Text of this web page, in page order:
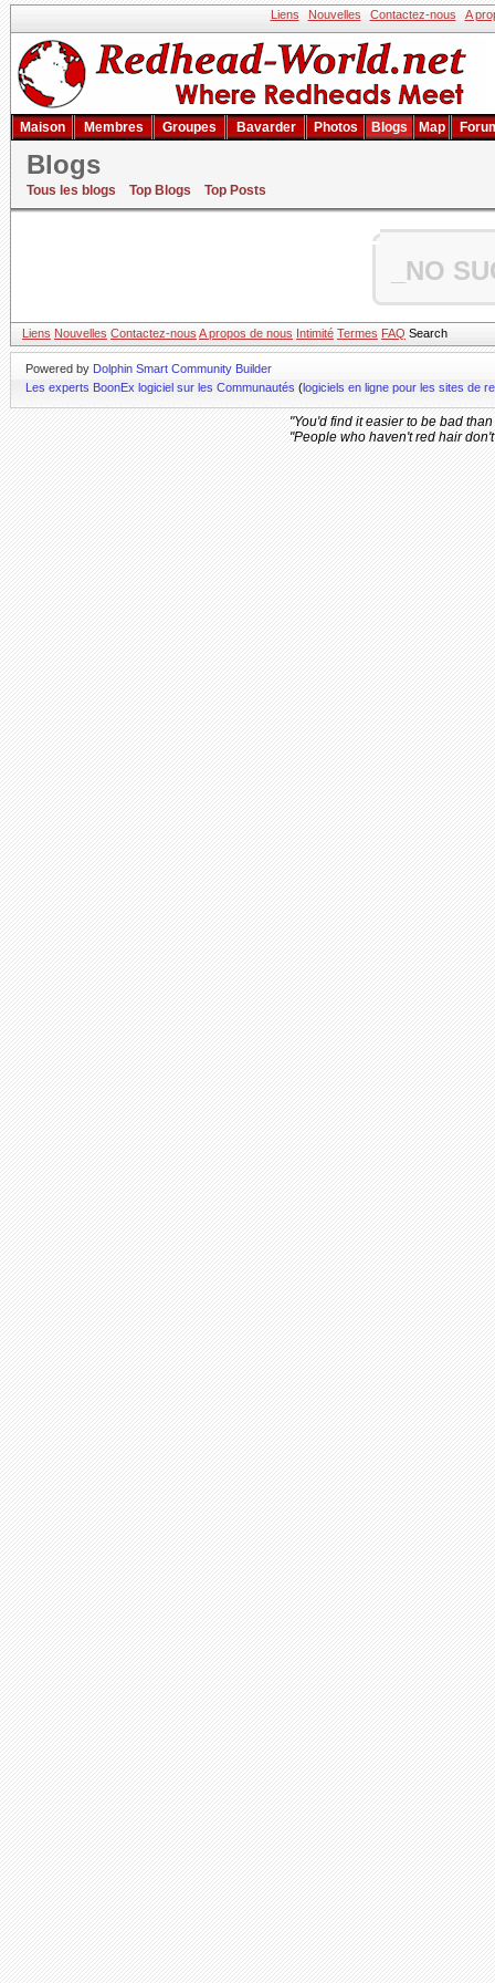
Liens Nouvelles Contactez-nous A
Maison Membres Groupes Bavarder Photos Blogs Map
Blogs
Tous les blogs Top Blogs Top Posts
_NO
Liens Nouvelles Contactez-nous A propos de nous Intimité Termes FAQ Search
Powered by Dolphin Smart Community Builder
Les experts BoonEx logiciel sur les Communautés (logiciels en ligne pour les sites de
"You'd find it easier to be bad
"People who haven't red hair